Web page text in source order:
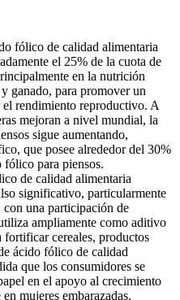
fólico de calidad alimentaria
el 25% de la cuota de
en la nutrición
ganado, para promover un
rendimiento reproductivo. A
mejoran a nivel mundial, la
sigue aumentando,
que posee alrededor del 30%
fólico para piensos.
de calidad alimentaria
significativo, particularmente
una participación de
ampliamente como aditivo
cereales, productos
ácido fólico de calidad
que los consumidores se
en el apoyo al crecimiento
mujeres embarazadas.